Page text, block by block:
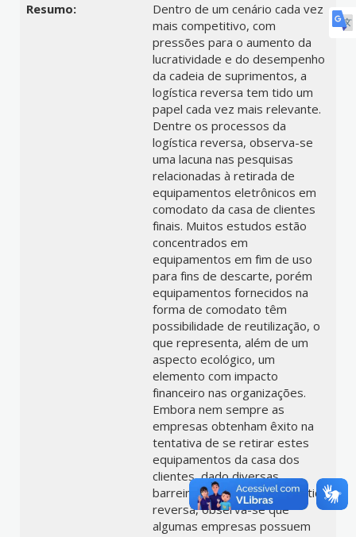
Resumo:
Dentro de um cenário cada vez
mais competitivo, com
pressões para o aumento da
lucratividade e do desempenho
da cadeia de suprimentos, a
logística reversa tem tido um
papel cada vez mais relevante.
Dentre os processos da
logística reversa, observa-se
uma lacuna nas pesquisas
relacionadas à retirada de
equipamentos eletrônicos em
comodato da casa de clientes
finais. Muitos estudos estão
concentrados em
equipamentos em fim de uso
para fins de descarte, porém
equipamentos fornecidos na
forma de comodato têm
possibilidade de reutilização, o
que representa, além de um
aspecto ecológico, um
elemento com impacto
financeiro nas organizações.
Embora nem sempre as
empresas obtenham êxito na
tentativa de se retirar estes
equipamentos da casa dos
clientes, dado diversas
barreiras presentes na logística
reversa, observa-se que
algumas empresas possuem